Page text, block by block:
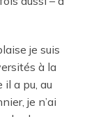
je suis
à la
il a pu, au
je n’ai